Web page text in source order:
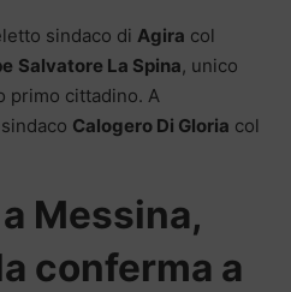
sindaco di Agira col
Salvatore La Spina, unico
primo cittadino. A
Calogero Di Gloria col
Messina,
conferma a